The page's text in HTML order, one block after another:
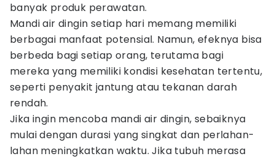
banyak produk perawatan.
Mandi air dingin setiap hari memang memiliki
berbagai manfaat potensial. Namun, efeknya bisa
berbeda bagi setiap orang, terutama bagi
mereka yang memiliki kondisi kesehatan tertentu,
seperti penyakit jantung atau tekanan darah
rendah.
Jika ingin mencoba mandi air dingin, sebaiknya
mulai dengan durasi yang singkat dan perlahan-
lahan meningkatkan waktu. Jika tubuh merasa